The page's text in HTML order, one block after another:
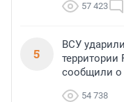
57 423
5
ВСУ
территории
сообщили о
54 738